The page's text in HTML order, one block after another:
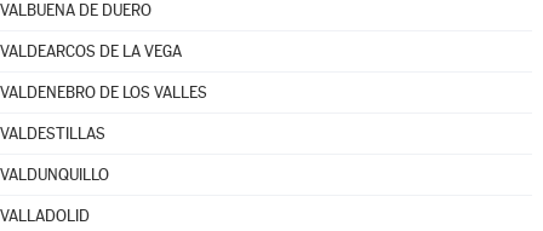
VALBUENA DE DUERO
VALDEARCOS DE LA VEGA
VALDENEBRO DE LOS VALLES
VALDESTILLAS
VALDUNQUILLO
VALLADOLID